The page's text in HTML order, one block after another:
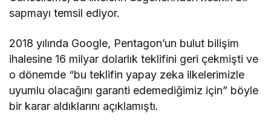
sapmayı temsil ediyor.
2018 yılında Google, Pentagon’un bulut bilişim
ihalesine 16 milyar dolarlık teklifini geri çekmişti ve
o dönemde “bu teklifin yapay zeka ilkelerimizle
uyumlu olacağını garanti edemediğimiz için” böyle
bir karar aldıklarını açıklamıştı.